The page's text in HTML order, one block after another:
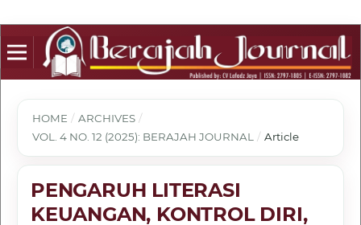
HOME / ARCHIVES /
VOL. 4 NO. 12 (2025): BERAJAH JOURNAL
/ Article
PENGARUH LITERASI
KEUANGAN, KONTROL DIRI,